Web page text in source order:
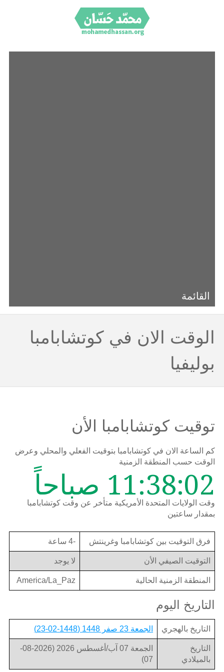
القائمة
الوقت الان في كوتشابامبا
بوليفيا
توقيت كوتشابامبا الأن
كم الساعة الان في كوتشابامبا بتوقيت الفعلي والمحلي وعرض
الوقت حسب المنطقة الزمنية
11:38:02 صباحاً
وقت الولايات المتحدة الأمريكية متأخر عن وقت كوتشابامبا
بمقدار ساعتين
فرق التوقيت بين كوتشابامبا وغرينتش -4 ساعة
التوقيت الصيفي الأن لا يوجد
المنطقة الزمنية الحالية America/La_Paz
التاريخ اليوم
التاريخ بالهجري الجمعة 23 صفر 1448 (1448-02-23)
التاريخ
بالميلادي
الجمعة 07 آب/أغسطس 2026 (2026-08-
07)